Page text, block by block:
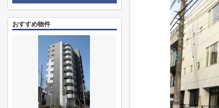
おすすめ物件